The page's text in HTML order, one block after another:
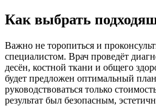
Как выбрать
Важно не торопиться и
специалистом. Врач проведёт
десён, костной ткани и общего
будет предложен оптимальный
руководствоваться только
результат был безопасным,